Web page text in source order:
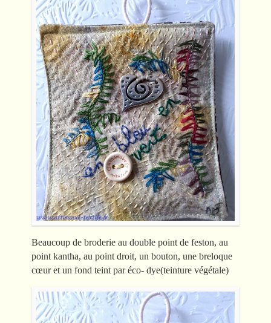
Beaucoup de broderie au double point de feston, au
point kantha, au point droit, un bouton, une breloque
cœur et un fond teint par éco- dye(teinture végétale)